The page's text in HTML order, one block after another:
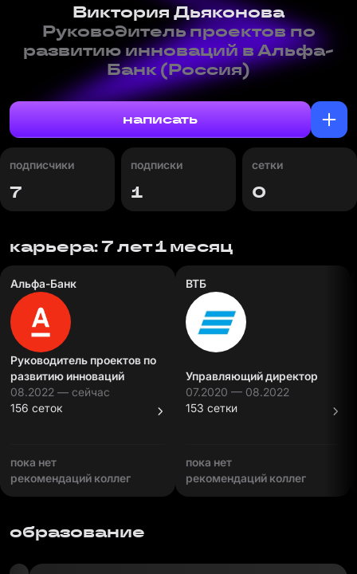
Виктория Дьяконова
Руководитель проектов по
развитию инноваций в Альфа-
Банк (Россия)
написать
подписчики
7
подписки
1
сетки
0
карьера: 7 лет 1 месяц
Альфа-Банк
Руководитель проектов по
развитию инноваций
08.2022 — сейчас
156 сеток
пока нет
рекомендаций коллег
ВТБ
Управляющий директор
07.2020 — 08.2022
153 сетки
пока нет
рекомендаций коллег
образование